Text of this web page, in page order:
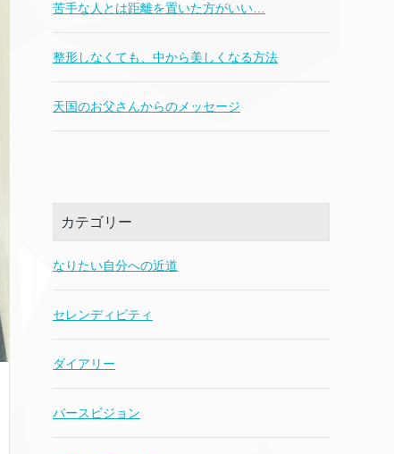
苦手な人とは距離を置いた方がいい…
整形しなくても、中から美しくなる方法
天国のお父さんからのメッセージ
カテゴリー
なりたい自分への近道
セレンディピティ
ダイアリー
バースビジョン